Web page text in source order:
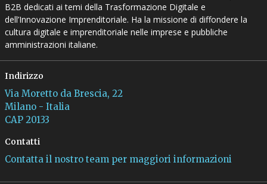
B2B dedicati ai temi della Trasformazione Digitale e
dell’Innovazione Imprenditoriale. Ha la missione di diffondere la
cultura digitale e imprenditoriale nelle imprese e pubbliche
amministrazioni italiane.
Indirizzo
Via Moretto da Brescia, 22
Milano - Italia
CAP 20133
Contatti
Contatta il nostro team per maggiori informazioni